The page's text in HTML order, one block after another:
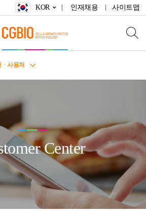
KOR 인재채용 사이트맵
사용처
Center